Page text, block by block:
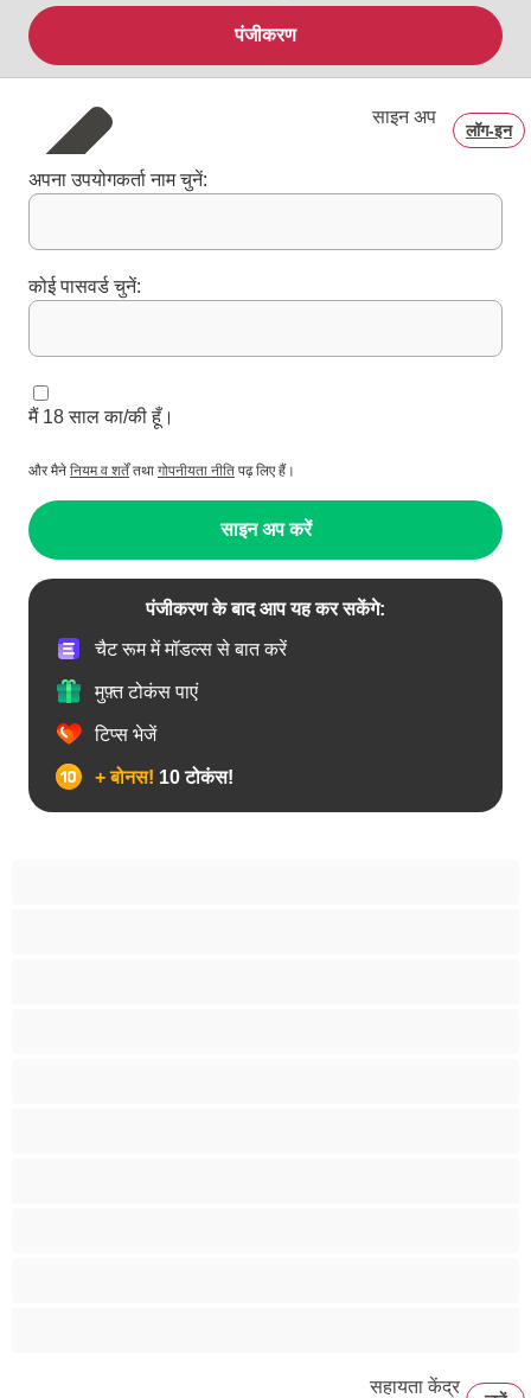
पंजीकरण
साइन अप
लॉग‑इन
अपना उपयोगकर्ता नाम चुनें:
कोई पासवर्ड चुनें:
मैं 18 साल का/की हूँ।
और मैने नियम व शर्तेंतथा गोपनीयता नीति पढ़ लिए हैं।
साइन अप करें
पंजीकरण के बाद आप यह कर सकेंगे:
चैट रूम में मॉडल्स से बात करें
मुफ़्त टोकंस पाएं
टिप्स भेजें
+ बोनस! 10 टोकंस!
सहायता केंद्र